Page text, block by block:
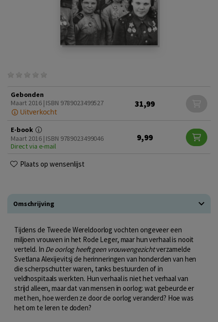
Gebonden
Maart 2016 | ISBN 9789023499527
Uitverkocht
31,99
E-book
Maart 2016 | ISBN 9789023499046
Direct via e-mail
9,99
Plaats op wensenlijst
Omschrijving
Tijdens de Tweede Wereldoorlog vochten ongeveer een
miljoen vrouwen in het Rode Leger, maar hun verhaal is nooit
verteld. In De oorlog heeft geen vrouwengezichtverzamelde
Svetlana Alexijevitsj de herinneringen van honderden van hen
die scherpschutter waren, tanks bestuurden of in
veldhospitaals werkten. Hun verhaal is niet het verhaal van
strijd alleen, maar dat van mensen in oorlog: wat gebeurde er
met hen, hoe werden ze door de oorlog veranderd? Hoe was
het om te leren te doden?